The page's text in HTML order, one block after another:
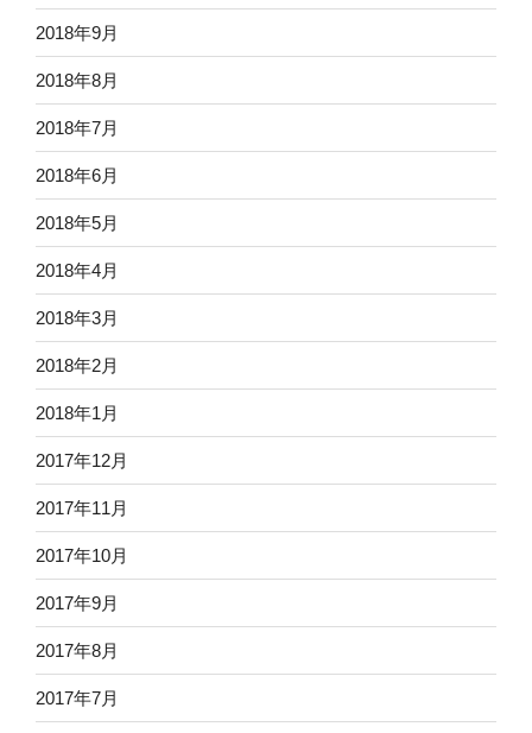
2018年9月
2018年8月
2018年7月
2018年6月
2018年5月
2018年4月
2018年3月
2018年2月
2018年1月
2017年12月
2017年11月
2017年10月
2017年9月
2017年8月
2017年7月